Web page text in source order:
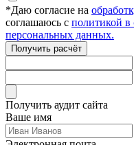
*Даю согласие на
соглашаюсь с политикой в
персональных данных.
Получить расчёт
Получить аудит сайта
Ваше имя